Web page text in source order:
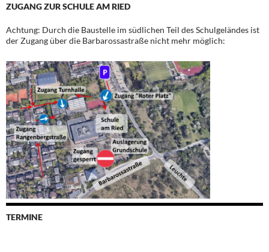
ZUGANG ZUR SCHULE AM RIED
Achtung: Durch die Baustelle im südlichen Teil des Schulgeländes ist
der Zugang über die Barbarossastraße nicht mehr möglich:
TERMINE